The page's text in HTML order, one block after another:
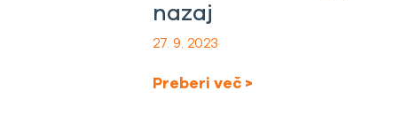
nazaj
27. 9. 2023
Preberi več >